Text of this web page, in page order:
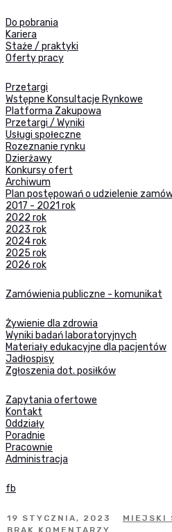
Do pobrania
Kariera
Staże / praktyki
Oferty pracy
Przetargi
Wstępne Konsultacje Rynkowe
Platforma Zakupowa
Przetargi / Wyniki
Usługi społeczne
Rozeznanie rynku
Dzierżawy
Konkursy ofert
Archiwum
Plan postępowań o udzielenie
2017 - 2021 rok
2022 rok
2023 rok
2024 rok
2025 rok
2026 rok
Zamówienia publiczne - komunikat
Żywienie dla zdrowia
Wyniki badań laboratoryjnych
Materiały edukacyjne dla pacjentów
Jadłospisy
Zgłoszenia dot. posiłków
Zapytania ofertowe
Kontakt
Oddziały
Poradnie
Pracownie
Administracja
fb
19 STYCZNIA, 2023
MIEJSKI
BRAK KOMENTARZY